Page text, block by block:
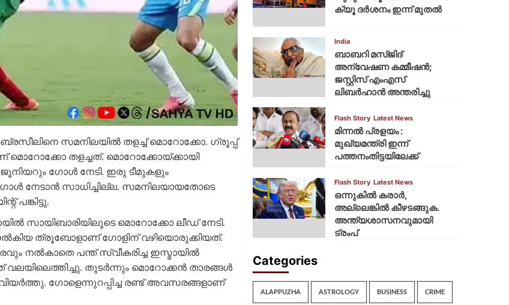
സമനിലയിൽ തളച്ച് മൊറോക്കോ. ഗ്രൂപ്പ്
മൊറോക്കോ തളച്ചത്. മൊറോക്കോയ്ക്കായി
​ഗോൾ നേടി. ഇരു ടീമുകളും
നേടാൻ സാധിച്ചില്ല. സമനിലയായതോടെ
പങ്കിട്ടു.
സായിബാരിയിലൂടെ മൊറോക്കോ ലീഡ് നേടി.
നൽകിയ ത്രൂബോളാണ് ഗോളിന് വഴിയൊരുക്കിയത്.
പന്ത് സ്വീകരിച്ച ഇസ്മായിൽ
തുടർന്നും മൊറോക്കൻ താരങ്ങൾ
ഗോളെന്നുറപ്പിച്ച രണ്ട് അവസരങ്ങളാണ്
ക്യൂ ദര്‍ശനം ഇന്ന് മുതല്‍
India
ബാബറി മസ്ജിദ്
അന്വേഷണ കമ്മീഷന്‍;
ജസ്റ്റിസ് എംഎസ്
ലിബര്‍ഹാന്‍ അന്തരിച്ചു
Flash Story Latest News
മിന്നല്‍ പ്രളയം :
മുഖ്യമന്ത്രി ഇന്ന്
പത്തനംതിട്ടയിലേക്ക്
Flash Story Latest News
ഒന്നുകില്‍ കരാര്‍,
അല്ലെങ്കില്‍ കീഴടങ്ങുക.
അന്ത്യശാസനവുമായി
ട്രംപ്
Categories
ALAPPUZHA ASTROLOGY BUSINESS CRIME